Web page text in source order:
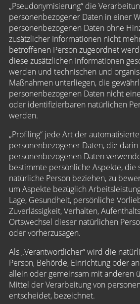
„Pseudonymisierung“ die
personenbezogener Daten in einer
personenbezogenen Daten ohne
zusätzlicher Informationen nicht
betroffenen Person zugeordnet
diese zusätzlichen Informationen
werden und technischen und
Maßnahmen unterliegen, die
personenbezogenen Daten nicht
oder identifizierbaren natürlichen
werden.
„Profiling“ jede Art der
personenbezogener Daten, die
personenbezogenen Daten
bestimmte persönliche Aspekte, die
natürliche Person beziehen, zu
um Aspekte bezüglich
Lage, Gesundheit, persönliche
Zuverlässigkeit, Verhalten,
Ortswechsel dieser natürlichen
oder vorherzusagen.
Als „Verantwortlicher“ wird die
Person, Behörde, Einrichtung oder
allein oder gemeinsam mit anderen
Mittel der Verarbeitung von
entscheidet, bezeichnet.